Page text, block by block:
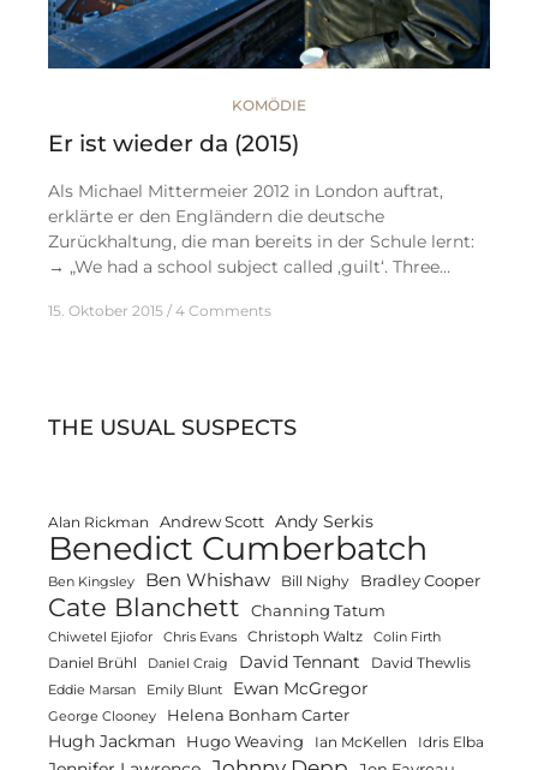
KOMÖDIE
Er ist wieder da (2015)
Als Michael Mittermeier 2012 in London auftrat,
erklärte er den Engländern die deutsche
Zurückhaltung, die man bereits in der Schule lernt:
→ „We had a school subject called ‚guilt‘. Three…
15. Oktober 2015 4 Comments
THE USUAL SUSPECTS
Alan Rickman Andrew Scott Andy Serkis
Benedict Cumberbatch
Ben Kingsley Ben Whishaw Bill Nighy Bradley Cooper
Cate Blanchett Channing Tatum
Chiwetel Ejiofor Chris Evans Christoph Waltz Colin Firth
Daniel Brühl Daniel Craig David Tennant David Thewlis
Eddie Marsan Emily Blunt Ewan McGregor
George Clooney Helena Bonham Carter
Hugh Jackman Hugo Weaving Ian McKellen Idris Elba